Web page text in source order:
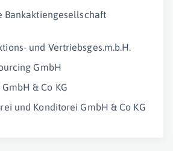
Bankaktiengesellschaft
und Vertriebsges.m.b.H.
GmbH
& Co KG
und Konditorei GmbH & Co KG